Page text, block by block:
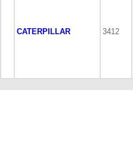
CATERPILLAR 3412